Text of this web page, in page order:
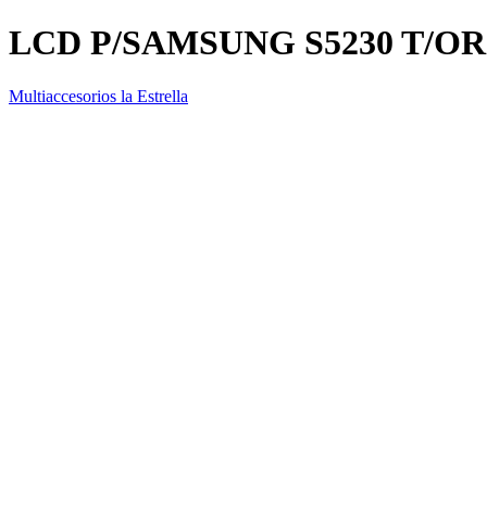
LCD P/SAMSUNG S5230 T/
Multiaccesorios la Estrella